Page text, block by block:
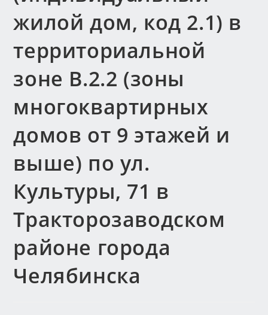
жилой дом, код 2.1) в
территориальной
зоне В.2.2 (зоны
многоквартирных
домов от 9 этажей и
выше) по ул.
Культуры, 71 в
Тракторозаводском
районе города
Челябинска